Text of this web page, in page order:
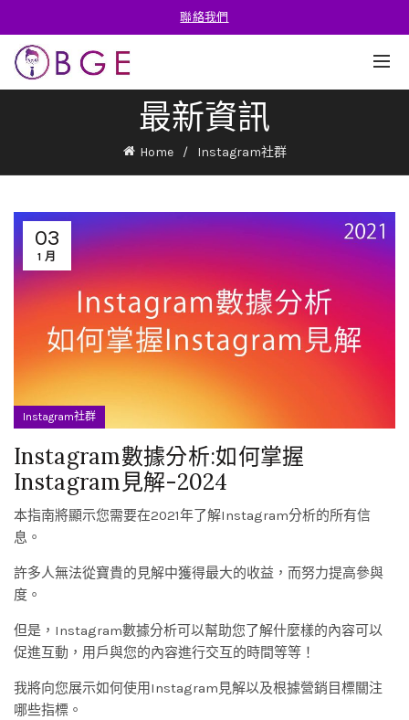
聯絡我們
最新資訊
Home Instagram社群
03
1 月
Instagram社群
Instagram數據分析:如何掌握
Instagram見解-2024
本指南將顯示您需要在2021年了解Instagram分析的所有信
息。
許多人無法從寶貴的見解中獲得最大的收益，而努力提高參與
度。
但是，Instagram數據分析可以幫助您了解什麼樣的內容可以
促進互動，用戶與您的內容進行交互的時間等等！
我將向您展示如何使用Instagram見解以及根據營銷目標關注
哪些指標。